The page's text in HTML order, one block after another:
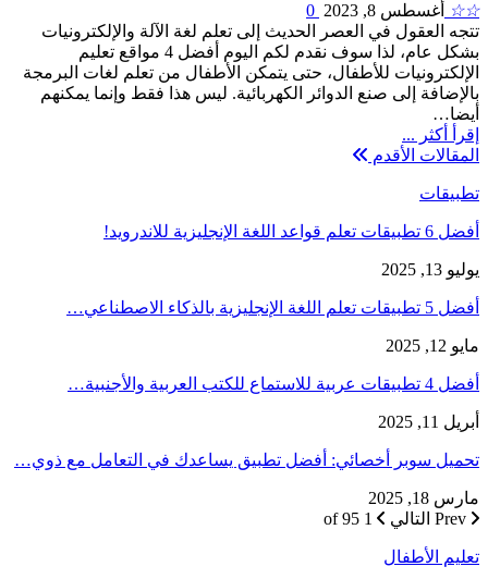
☆☆ أغسطس 8, 2023
تتجه العقول في العصر الحديث إلى تعلم لغة الآلة والإلكترونيات
بشكل عام، لذا سوف نقدم لكم اليوم أفضل 4 مواقع تعليم
الإلكترونيات للأطفال، حتى يتمكن الأطفال من تعلم لغات البرمجة
بالإضافة إلى صنع الدوائر الكهربائية. ليس هذا فقط وإنما يمكنهم
أيضا…
إقرأ أكثر ...
المقالات الأقدم
تطبيقات
أفضل 6 تطبيقات تعلم قواعد اللغة الإنجليزية للاندرويد!
يوليو 13, 2025
أفضل 5 تطبيقات تعلم اللغة الإنجليزية بالذكاء الاصطناعي…
مايو 12, 2025
أفضل 4 تطبيقات عربية للاستماع للكتب العربية والأجنبية…
أبريل 11, 2025
تحميل سوبر أخصائي: أفضل تطبيق يساعدك في التعامل مع ذوي…
مارس 18, 2025
التالي 1 of 95
تعليم الأطفال